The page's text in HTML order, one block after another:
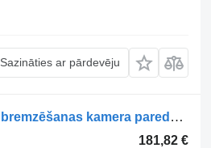
Sazināties ar pārdevēju
140 E 24 tector, 14 E 24 P tector, 140 E 24 FP tector 504056162 bremzēšanas kamera paredzēts IVECO EuroCargo I-III kravas automašīnas
181,82 €